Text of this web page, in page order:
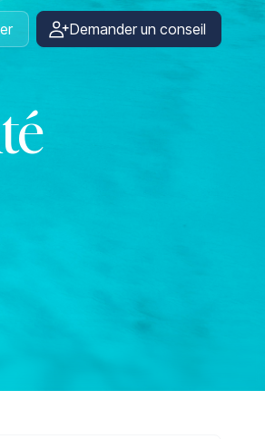
Demander un conseil